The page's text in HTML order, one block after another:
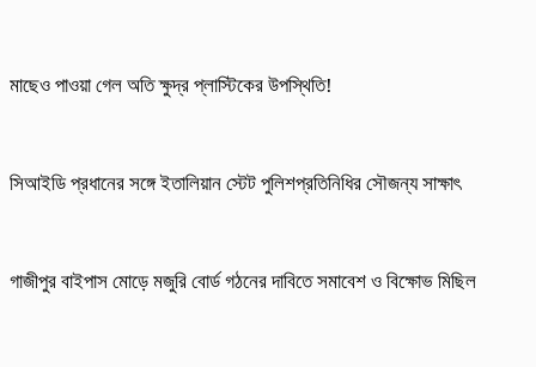
মাছেও পাওয়া গেল অতি ক্ষুদ্র প্লাস্টিকের উপস্থিতি!
সিআইডি প্রধানের সঙ্গে ইতালিয়ান স্টেট পুলিশপ্রতিনিধির সৌজন্য সাক্ষাৎ
গাজীপুর বাইপাস মোড়ে মজুরি বোর্ড গঠনের দাবিতে সমাবেশ ও বিক্ষোভ মিছিল